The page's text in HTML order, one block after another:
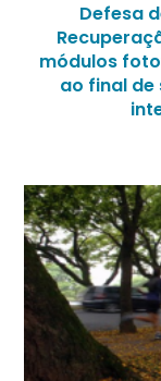
Defesa
módulos
ao final